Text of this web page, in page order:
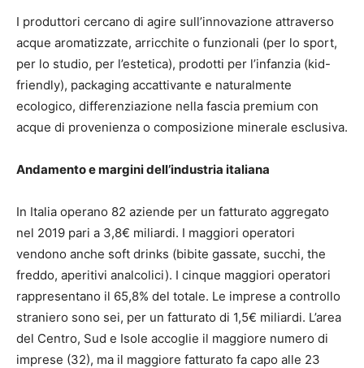
I produttori cercano di agire sull’innovazione attraverso
acque aromatizzate, arricchite o funzionali (per lo sport,
per lo studio, per l’estetica), prodotti per l’infanzia (kid-
friendly), packaging accattivante e naturalmente
ecologico, differenziazione nella fascia premium con
acque di provenienza o composizione minerale esclusiva.
Andamento e margini dell’industria italiana
In Italia operano 82 aziende per un fatturato aggregato
nel 2019 pari a 3,8€ miliardi. I maggiori operatori
vendono anche soft drinks (bibite gassate, succhi, the
freddo, aperitivi analcolici). I cinque maggiori operatori
rappresentano il 65,8% del totale. Le imprese a controllo
straniero sono sei, per un fatturato di 1,5€ miliardi. L’area
del Centro, Sud e Isole accoglie il maggiore numero di
imprese (32), ma il maggiore fatturato fa capo alle 23